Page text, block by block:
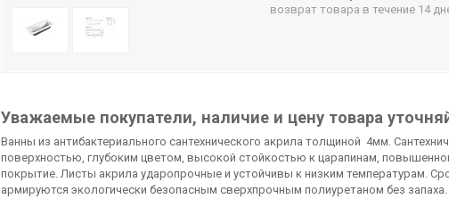
возврат товара в течение 14
Уважаемые покупатели, наличие и цену товара
Ванны из антибактериального сантехнического акрила толщиной 4мм.
поверхностью, глубоким цветом, высокой стойкостью к царапинам,
покрытие. Листы акрила ударопрочные и устойчивы к низким температурам.
армируются экологически безопасным сверхпрочным полиуретаном без запаха.